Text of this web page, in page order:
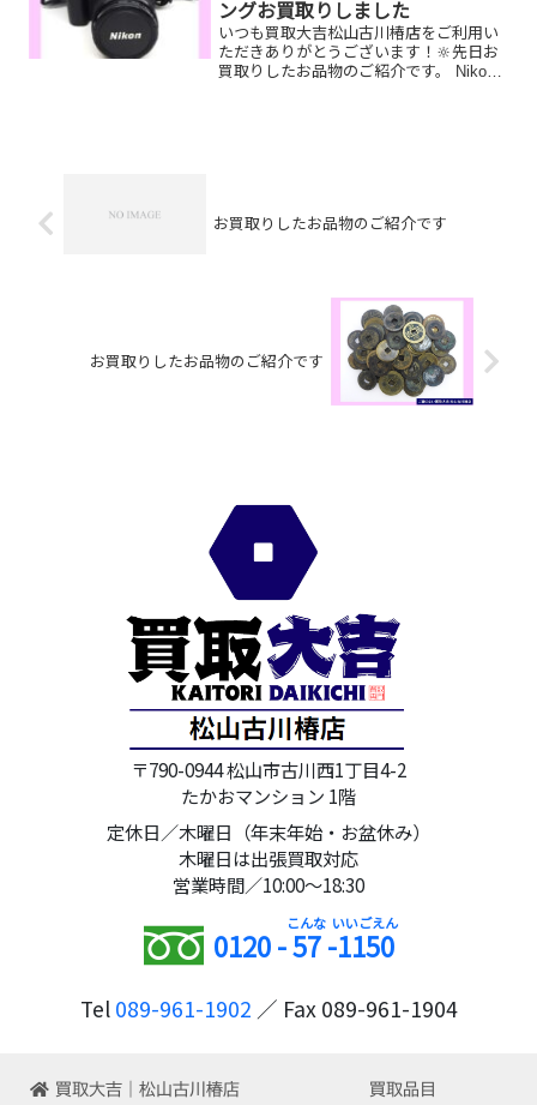
ングお買取りしました
いつも買取大吉松山古川椿店をご利用い
ただきありがとうございます！🔆先日お
買取りしたお品物のご紹介です。 Nikon
お買取りしたお品物のご紹介です
お買取りしたお品物のご紹介です
〒790-0944 松山市古川西1丁目4-2
たかおマンション 1階
定休日／木曜日（年末年始・お盆休み）
木曜日は出張買取対応
営業時間／10:00～18:30
0120 -57-1150
Tel 089-961-1902 ／ Fax 089-961-1904
買取大吉｜松山古川椿店 買取品目